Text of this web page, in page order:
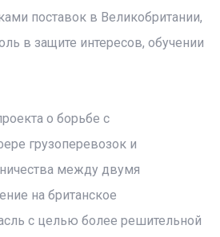
поставок в Великобритании,
в защите интересов, обучении
о борьбе с
грузоперевозок и
между двумя
на британское
с целью более решительной